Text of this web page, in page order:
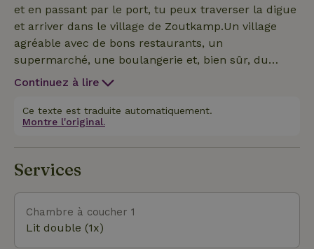
et en passant par le port, tu peux traverser la digue
et arriver dans le village de Zoutkamp.Un village
agréable avec de bons restaurants, un
supermarché, une boulangerie et, bien sûr, du
délicieux poisson frais. Il y a de belles promenades
région de Lauwersmeer.
Continuez à lire
Ce texte est traduite automatiquement.
Montre l'original.
Services
Chambre à coucher 1
Lit double (1x)